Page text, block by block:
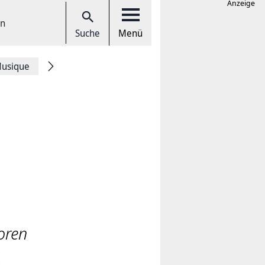
Suche Menü
Anzeige